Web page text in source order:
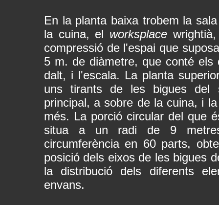
En la planta baixa trobem la
la cuina, el worksplace
compressió de l'espai que
5 m. de diàmetre, que conté
dalt, i l'escala. La planta
uns tirants de les bigues del
principal, a sobre de la cuina, i
més. La porció circular del que
situa a un radi de 9
circumferència en 60 parts,
posició dels eixos de les bigues
la distribució dels diferents
envans.